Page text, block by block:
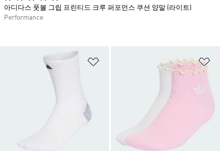
아디다스 풋볼 그립 프린티드 크루 퍼포먼스 쿠션 양말 (라이트)
Performance